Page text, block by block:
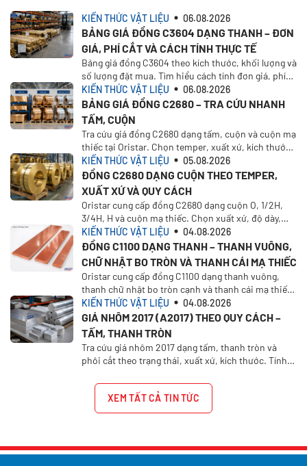
KIẾN THỨC VẬT LIỆU 06.08.2026
BẢNG GIÁ ĐỒNG C3604 DẠNG THANH – ĐƠN
GIÁ, PHÍ CẮT VÀ CÁCH TÍNH THỰC TẾ
Bảng giá đồng C3604 theo kích thước, khối lượng và
số lượng đặt mua. Tìm hiểu cách tính đơn giá, phí
cắt, VAT, vận chuyển và nhận báo giá tại Oristar
KIẾN THỨC VẬT LIỆU 06.08.2026
BẢNG GIÁ ĐỒNG C2680 – TRA CỨU NHANH
TẤM, CUỘN
Tra cứu giá đồng C2680 dạng tấm, cuộn và cuộn mạ
thiếc tại Oristar. Chọn temper, xuất xứ, kích thước,
khối lượng để tính giá theo nhu cầu thực tế
KIẾN THỨC VẬT LIỆU 05.08.2026
ĐỒNG C2680 DẠNG CUỘN THEO TEMPER,
XUẤT XỨ VÀ QUY CÁCH
Oristar cung cấp đồng C2680 dạng cuộn O, 1/2H,
3/4H, H và cuộn mạ thiếc. Chọn xuất xứ, độ dày,
khổ rộng, khối lượng và yêu cầu báo giá.
KIẾN THỨC VẬT LIỆU 04.08.2026
ĐỒNG C1100 DẠNG THANH – THANH VUÔNG,
CHỮ NHẬT BO TRÒN VÀ THANH CÁI MẠ THIẾC
Oristar cung cấp đồng C1100 dạng thanh vuông,
thanh chữ nhật bo tròn cạnh và thanh cái mạ thiếc
1/2H. Chọn xuất xứ, kích thước và yêu cầu báo giá
trên Oristar Plus
KIẾN THỨC VẬT LIỆU 04.08.2026
GIÁ NHÔM 2017 (A2017) THEO QUY CÁCH –
TẤM, THANH TRÒN
Tra cứu giá nhôm 2017 dạng tấm, thanh tròn và
phôi cắt theo trạng thái, xuất xứ, kích thước. Tính
XEM TẤT CẢ TIN TỨC